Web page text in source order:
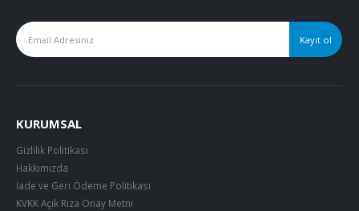
KURUMSAL
Gizlilik Politikası
Hakkımızda
İade ve Geri Ödeme Politikası
KVKK Açık Rıza Onay Metni